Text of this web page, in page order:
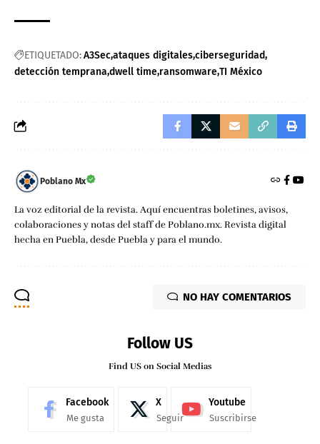
ETIQUETADO:A3Secataques digitalesciberseguridad
detección temprana dwell time ransomwareTI México
Poblano Mx
La voz editorial de la revista. Aquí encuentras boletines, avisos,
colaboraciones y notas del staff de Poblano.mx. Revista digital
hecha en Puebla, desde Puebla y para el mundo.
NO HAY COMENTARIOS
Follow US
Find US on Social Medias
Facebook
Me gusta
X
Seguir
Youtube
Suscribirse